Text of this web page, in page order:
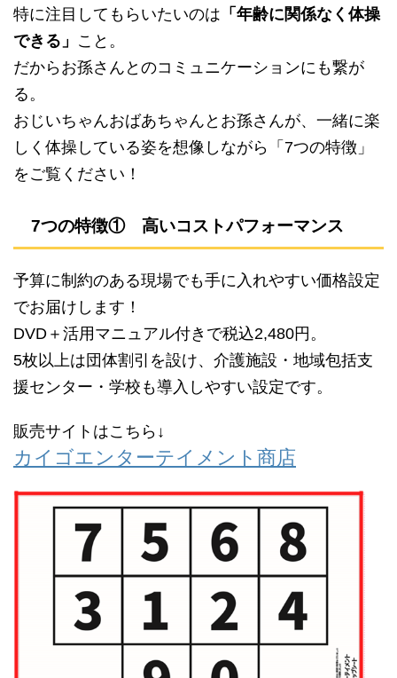
特に注目してもらいたいのは 「年齢に関係なく体操
できる」 こと。
だからお孫さんとのコミュニケーションにも繋が
る。
おじいちゃんおばあちゃんとお孫さんが、一緒に楽
しく体操している姿を想像しながら「7つの特徴」
をご覧ください！
7つの特徴① 高いコストパフォーマンス
予算に制約のある現場でも手に入れやすい価格設定
でお届けします！
DVD＋活用マニュアル付きで税込2,480円。
5枚以上は団体割引を設け、介護施設・地域包括支
援センター・学校も導入しやすい設定です。
販売サイトはこちら↓
カイゴエンターテイメント商店